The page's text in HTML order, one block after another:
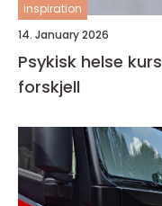
inspiration
14. January 2026
Psykisk helse kurs kunnskap som gjør en
forskjell